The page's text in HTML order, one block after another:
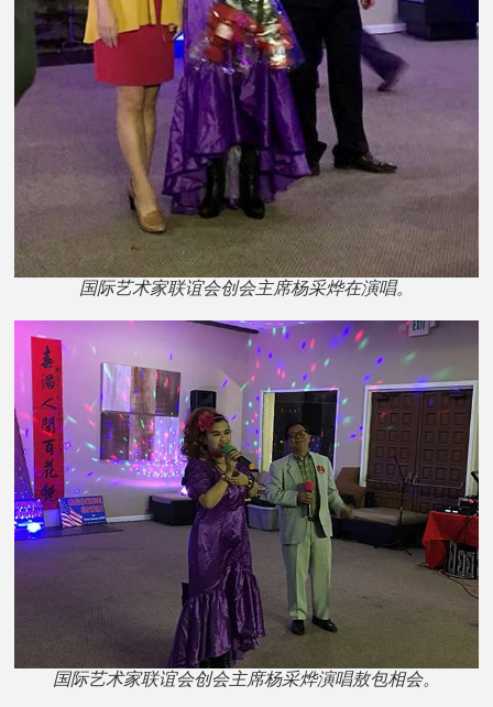
国际艺术家联谊会创会主席杨采烨在演唱。
国际艺术家联谊会创会主席杨采烨演唱敖包相会。